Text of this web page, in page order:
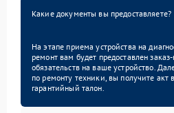
Какие документы вы предоставляете?
На этапе приема устройства на
ремонт вам будет предоставлен
обязательств на ваше устройство.
по ремонту техники, вы получите акт
гарантийный талон.